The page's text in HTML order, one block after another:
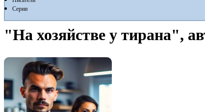
Серии
"На хозяйстве у тирана",